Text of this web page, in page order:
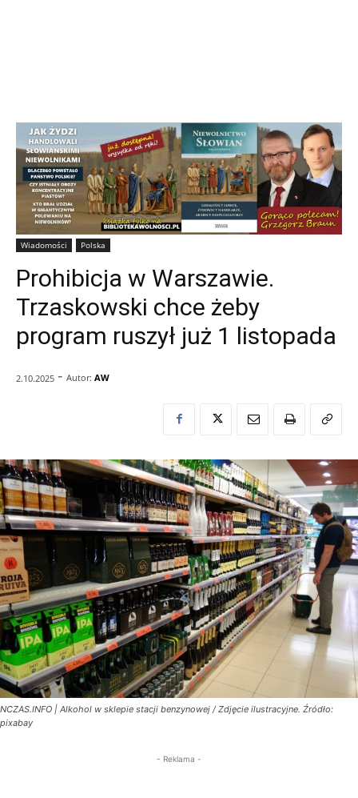
Wiadomości Polska
Prohibicja w Warszawie.
Trzaskowski chce żeby
program ruszył już 1 listopada
2.10.2025 - Autor: AW
NCZAS.INFO | Alkohol w sklepie stacji benzynowej / Zdjęcie ilustracyjne. Źródło:
pixabay
- Reklama -